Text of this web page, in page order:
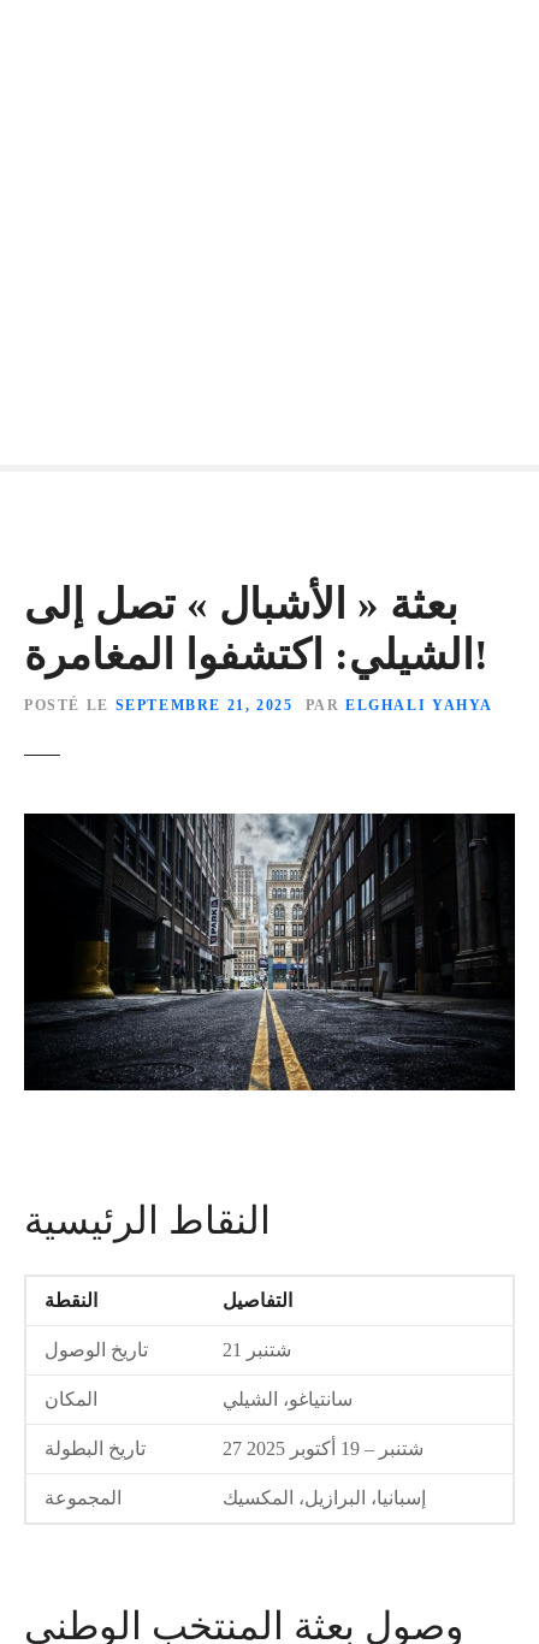
بعثة « الأشبال » تصل إلى
الشيلي: اكتشفوا المغامرة!
POSTÉ LE SEPTEMBRE 21, 2025 PAR ELGHALI YAHYA
النقاط الرئيسية
النقطة التفاصيل
تاريخ الوصول 21 شتنبر
المكان سانتياغو، الشيلي
تاريخ البطولة 27 شتنبر – 19 أكتوبر 2025
المجموعة إسبانيا، البرازيل، المكسيك
وصول بعثة المنتخب الوطني